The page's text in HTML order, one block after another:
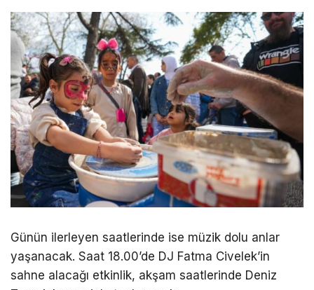
Günün ilerleyen saatlerinde ise müzik dolu anlar
yaşanacak. Saat 18.00’de DJ Fatma Civelek’in
sahne alacağı etkinlik, akşam saatlerinde Deniz